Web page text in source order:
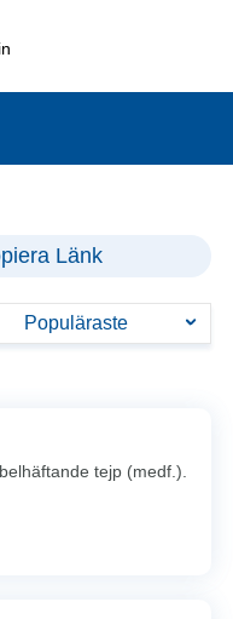
Länk
Populäraste
tejp (medf.).